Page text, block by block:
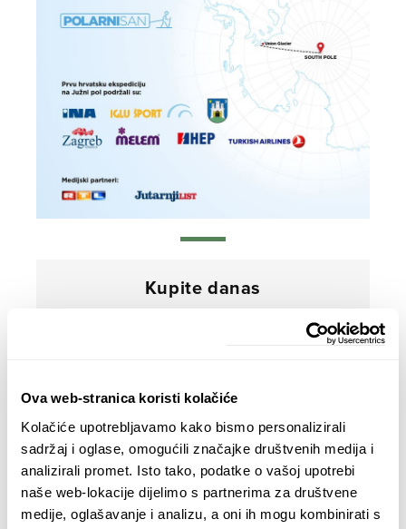
Ova web-stranica koristi kolačiće
Kolačiće upotrebljavamo kako bismo personalizirali
sadržaj i oglase, omogućili značajke društvenih medija i
analizirali promet. Isto tako, podatke o vašoj upotrebi
naše web-lokacije dijelimo s partnerima za društvene
medije, oglašavanje i analizu, a oni ih mogu kombinirati s
Kupite danas